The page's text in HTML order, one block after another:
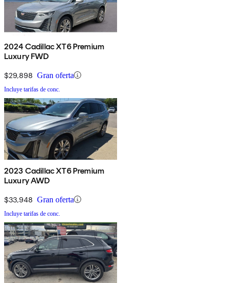
2024 Cadillac XT6 Premium
Luxury FWD
$29,898 Gran oferta
Incluye tarifas de conc.
2023 Cadillac XT6 Premium
Luxury AWD
$33,948 Gran oferta
Incluye tarifas de conc.